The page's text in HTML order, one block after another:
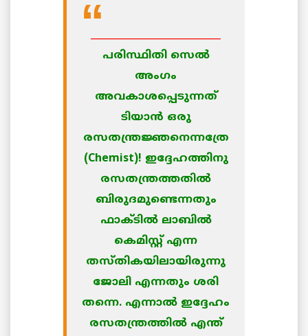
പരിസ്ഥിതി സെല്‍
അംഗം
അവകാശപ്പെടുന്നത്
ടിയാന്‍ ഒരു
രസതന്ത്രജ്ഞനെന്നത്രേ
(Chemist)! ഇദ്ദേഹത്തിനു
രസതന്ത്രത്തതില്‍
ബിരുദമുണ്ടെന്നതും
ഫാക്ടില്‍ ലാബില്‍
കെമിസ്റ്റ് എന്ന
തസ്തികയിലായിരുന്നു
ജോലി എന്നതും ശരി
തന്നെ. എന്നാല്‍ ഇദ്ദേഹം
രസതന്ത്രത്തില്‍ എന്ത്